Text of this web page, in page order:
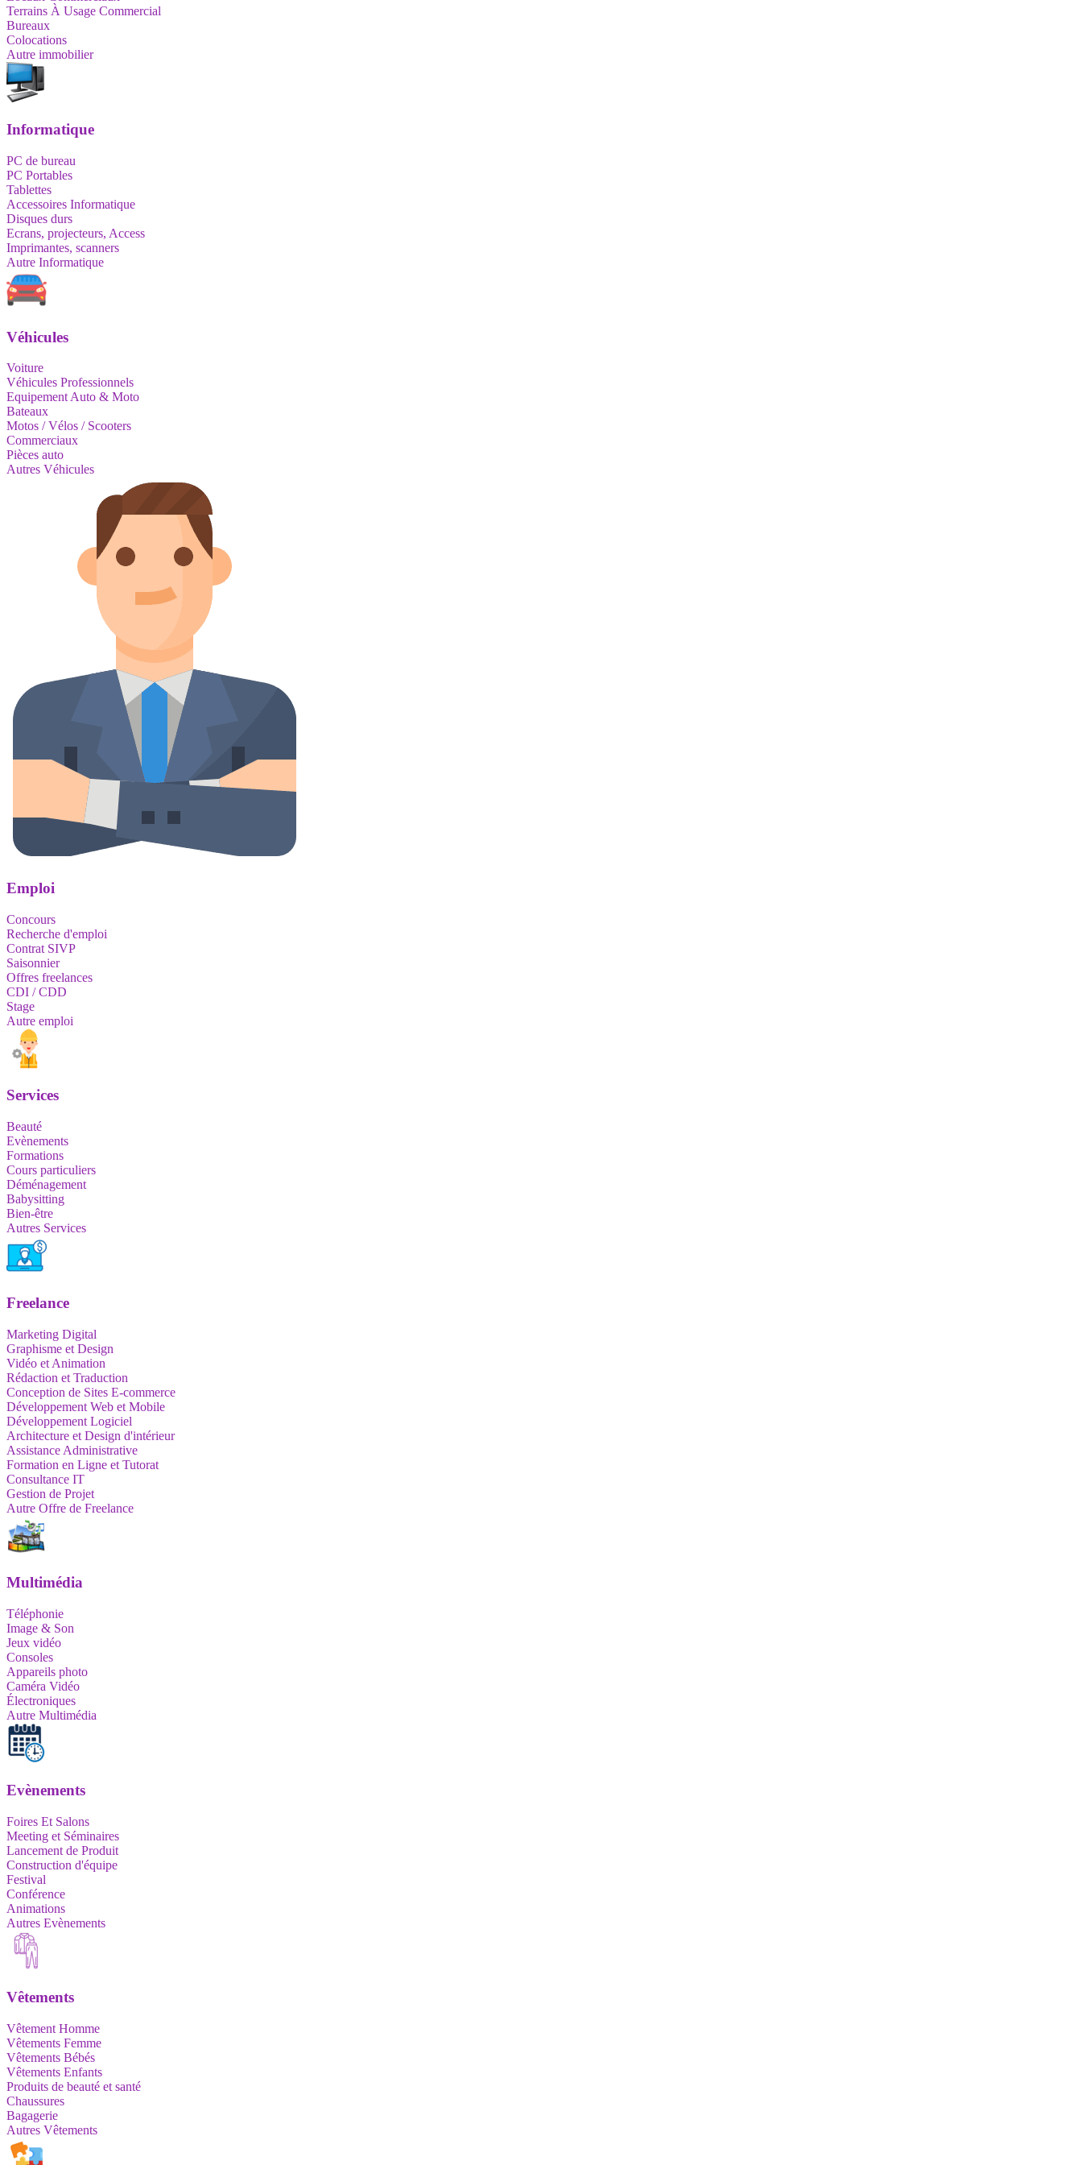
Terrains À Usage Commercial
Bureaux
Colocations
Autre immobilier
Informatique
PC de bureau
PC Portables
Tablettes
Accessoires Informatique
Disques durs
Ecrans, projecteurs, Access
Imprimantes, scanners
Autre Informatique
Véhicules
Voiture
Véhicules Professionnels
Equipement Auto & Moto
Bateaux
Motos / Vélos / Scooters
Commerciaux
Pièces auto
Autres Véhicules
Emploi
Concours
Recherche d'emploi
Contrat SIVP
Saisonnier
Offres freelances
CDI / CDD
Stage
Autre emploi
Services
Beauté
Evènements
Formations
Cours particuliers
Déménagement
Babysitting
Bien-être
Autres Services
Freelance
Marketing Digital
Graphisme et Design
Vidéo et Animation
Rédaction et Traduction
Conception de Sites E-commerce
Développement Web et Mobile
Développement Logiciel
Architecture et Design d'intérieur
Assistance Administrative
Formation en Ligne et Tutorat
Consultance IT
Gestion de Projet
Autre Offre de Freelance
Multimédia
Téléphonie
Image & Son
Jeux vidéo
Consoles
Appareils photo
Caméra Vidéo
Électroniques
Autre Multimédia
Evènements
Foires Et Salons
Meeting et Séminaires
Lancement de Produit
Construction d'équipe
Festival
Conférence
Animations
Autres Evènements
Vêtements
Vêtement Homme
Vêtements Femme
Vêtements Bébés
Vêtements Enfants
Produits de beauté et santé
Chaussures
Bagagerie
Autres Vêtements